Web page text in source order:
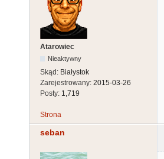
Atarowiec
Nieaktywny
Skąd: Białystok
Zarejestrowany: 2015-03-26
Posty: 1,719
Strona
seban